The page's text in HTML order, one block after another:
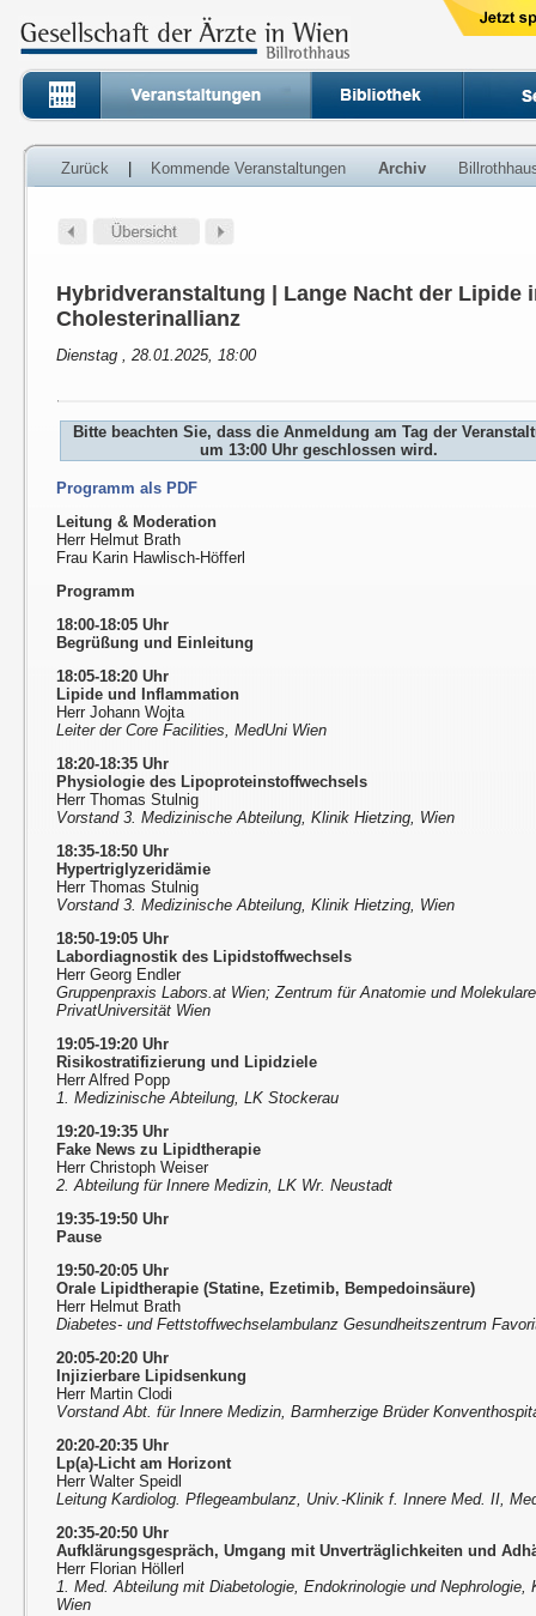
Zurück Kommende Veranstaltungen Archiv
Hybridveranstaltung | Lange Nacht der Lipide
Cholesterinallianz
Dienstag , 28.01.2025, 18:00
Bitte beachten Sie, dass die Anmeldung am Tag der
um 13:00 Uhr geschlossen wird.
Programm als PDF
Leitung & Moderation
Herr Helmut Brath
Frau Karin Hawlisch-Höfferl
Programm
18:00-18:05 Uhr
Begrüßung und Einleitung
18:05-18:20 Uhr
Lipide und Inflammation
Herr Johann Wojta
Leiter der Core Facilities, MedUni Wien
18:20-18:35 Uhr
Physiologie des Lipoproteinstoffwechsels
Herr Thomas Stulnig
Vorstand 3. Medizinische Abteilung, Klinik Hietzing, Wien
18:35-18:50 Uhr
Hypertriglyzeridämie
Herr Thomas Stulnig
Vorstand 3. Medizinische Abteilung, Klinik Hietzing, Wien
18:50-19:05 Uhr
Labordiagnostik des Lipidstoffwechsels
Herr Georg Endler
Gruppenpraxis Labors.at Wien; Zentrum für Anatomie und
PrivatUniversität Wien
19:05-19:20 Uhr
Risikostratifizierung und Lipidziele
Herr Alfred Popp
1. Medizinische Abteilung, LK Stockerau
19:20-19:35 Uhr
Fake News zu Lipidtherapie
Herr Christoph Weiser
2. Abteilung für Innere Medizin, LK Wr. Neustadt
19:35-19:50 Uhr
Pause
19:50-20:05 Uhr
Orale Lipidtherapie (Statine, Ezetimib, Bempedoinsäure)
Herr Helmut Brath
Diabetes- und Fettstoffwechselambulanz Gesundheitszentrum
20:05-20:20 Uhr
Injizierbare Lipidsenkung
Herr Martin Clodi
Vorstand Abt. für Innere Medizin, Barmherzige Brüder
20:20-20:35 Uhr
Lp(a)-Licht am Horizont
Herr Walter Speidl
Leitung Kardiolog. Pflegeambulanz, Univ.-Klinik f. Innere Med. II,
20:35-20:50 Uhr
Aufklärungsgespräch, Umgang mit Unverträglichkeiten und
Herr Florian Höllerl
1. Med. Abteilung mit Diabetologie, Endokrinologie und
Wien